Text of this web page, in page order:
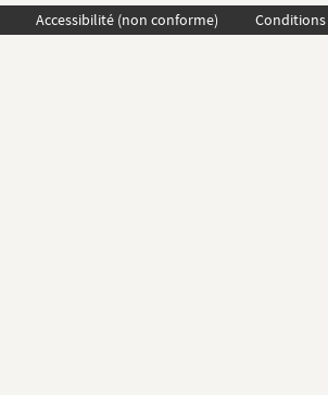
Accessibilité (non conforme)